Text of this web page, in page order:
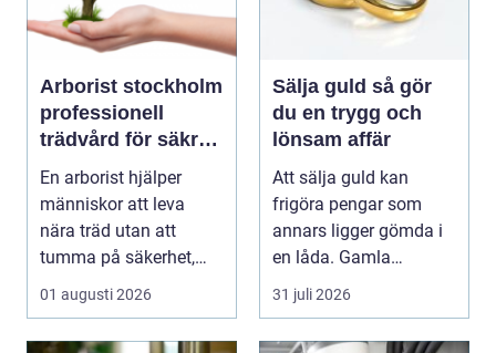
Arborist stockholm
professionell
trädvård för säkra
och vackra träd
En arborist hjälper
människor att leva
nära träd utan att
tumma på säkerhet,
trivsel eller hållbarhe...
01 augusti 2026
Sälja guld så gör
du en trygg och
lönsam affär
Att sälja guld kan
frigöra pengar som
annars ligger gömda i
en låda. Gamla
smycken, ärvda
31 juli 2026